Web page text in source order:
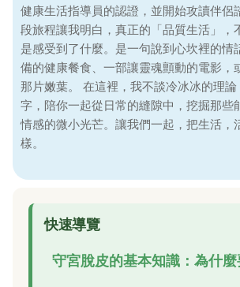
健康生活指導員的認證，並開始攻讀伴侶
段旅程讓我明白，真正的「品質生活」，
是感受到了什麼。是一句說到心坎裡的情
備的健康餐食、一部讓靈魂顫動的電影，
那片嫩葉。 在這裡，我不談冷冰冰的理
字，陪你一起從日常的縫隙中，挖掘那些
情感的微小光芒。讓我們一起，把生活，
樣。
快速導覽
守宮脫皮的基本知識：為什麼